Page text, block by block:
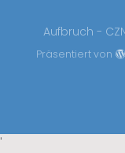
Aufbruch -
Präsentiert von
'